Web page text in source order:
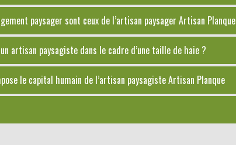
paysager sont ceux de l’artisan paysager Artisan Planque
artisan paysagiste dans le cadre d’une taille de haie ?
le capital humain de l’artisan paysagiste Artisan Planque